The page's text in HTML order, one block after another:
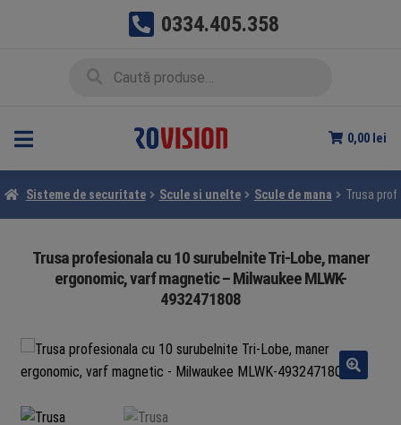
0334.405.358
0,00 lei
Sisteme de securitate Scule si unelte Scule de mana Trusa
Trusa profesionala cu 10 surubelnite Tri-Lobe, maner
ergonomic, varf magnetic – Milwaukee MLWK-
4932471808